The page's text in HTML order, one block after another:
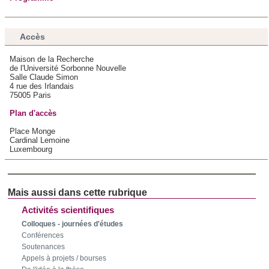
médias sociaux et d'analyser notre trafic. Nous
partageons également des informations sur l'utilisation de
notre site avec nos partenaires de médias sociaux, de
publicité et d'analyse, qui peuvent combiner celles-ci avec
d'autres informations que vous leur avez fournies ou qu'ils
ont collectées lors de votre utilisation de leurs services.
Activités scientifiques
Colloques - journées d'études
Conférences
Soutenances
Appels à projets / bourses
Accès
Maison de la Recherche
de l'Université Sorbonne Nouvelle
Salle Claude Simon
4 rue des Irlandais
75005 Paris
Plan d'accès
Place Monge
Cardinal Lemoine
Luxembourg